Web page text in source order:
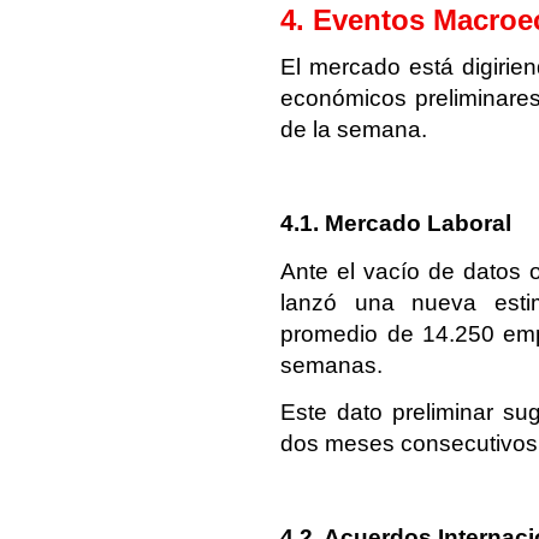
4. Eventos
El mercado está
económicos
de la semana.
4.1. Mercado Laboral
Ante el vacío de datos
lanzó una nueva
promedio de 14.250
semanas.
Este dato preliminar
dos meses